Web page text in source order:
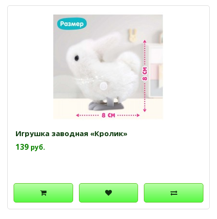
Игрушка заводная «Кролик»
139 руб.